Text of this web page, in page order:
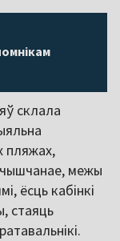
склала
пляжах,
межы
ёсць кабінкі
стаяць